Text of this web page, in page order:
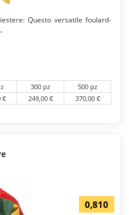
Questo versatile foulard-
300 pz
500 pz
€ 249,00 € 370,00 €
0,810